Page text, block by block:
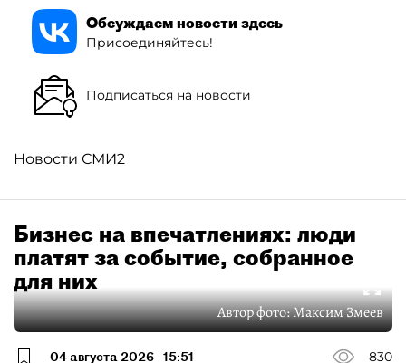
Обсуждаем новости здесь
Присоединяйтесь!
Подписаться на новости
Новости СМИ2
Бизнес на впечатлениях: люди
платят за событие, собранное
для них
Автор фото:Максим Змеев
04 августа 2026 15:51
830